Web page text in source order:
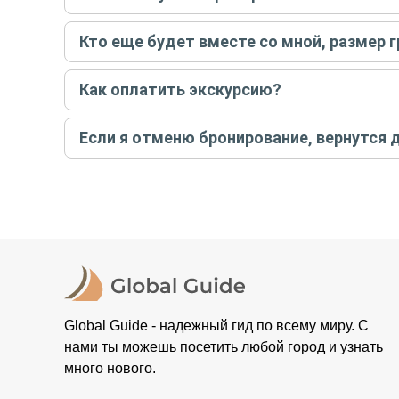
Только в случае неблагоприятных погодных
вас об отмене, а мы вернем предоплату на карту. Во
Кто еще будет вместе со мной, размер
Если экскурсия индивидуальная, гид проведет
условий конкретной экскурсии.
Как оплатить экскурсию?
Создайте заказ на удобную дату и время, и
контакты организатора и точное место встречи.
Если я отменю бронирование, вернутся
Global Guide - надежный гид по всему миру. С
нами ты можешь посетить любой город и узнать
много нового.